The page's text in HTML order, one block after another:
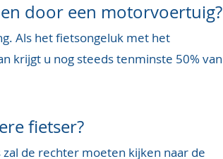
n door een motorvoertuig?
Als het fietsongeluk met het
krijgt u nog steeds tenminste 50% van
fietser?
de rechter moeten kijken naar de